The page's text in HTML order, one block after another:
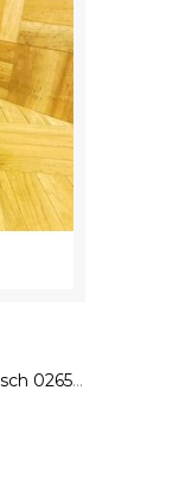
ABS Hydraulikblock VW Fox Bosch 0265800468 5Z0907379A